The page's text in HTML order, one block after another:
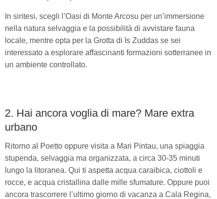
In sintesi, scegli l’Oasi di Monte Arcosu per un’immersione
nella natura selvaggia e la possibilità di avvistare fauna
locale, mentre opta per la Grotta di Is Zuddas se sei
interessato a esplorare affascinanti formazioni sotterranee in
un ambiente controllato.
2. Hai ancora voglia di mare? Mare extra
urbano
Ritorno al Poetto oppure visita a Mari Pintau, una spiaggia
stupenda, selvaggia ma organizzata, a circa 30-35 minuti
lungo la litoranea. Qui ti aspetta acqua caraibica, ciottoli e
rocce, e acqua cristallina dalle mille sfumature. Oppure puoi
ancora trascorrere l’ultimo giorno di vacanza a Cala Regina,